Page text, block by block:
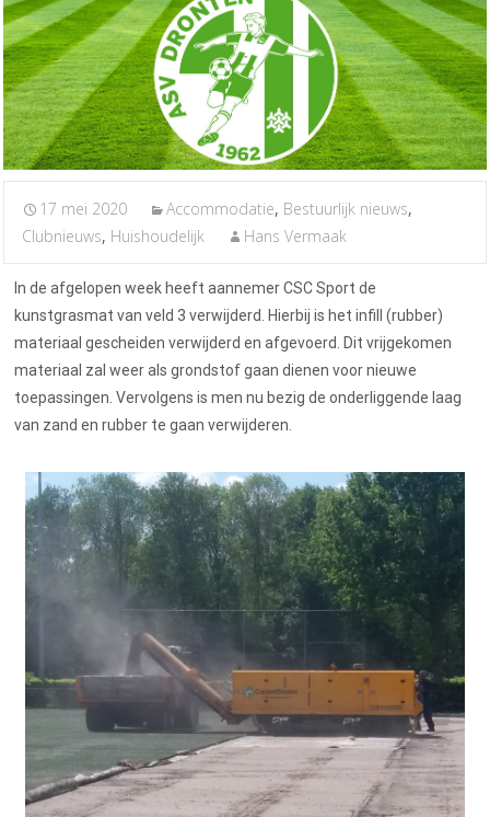
17 mei 2020 Accommodatie, Bestuurlijk nieuws,
Clubnieuws, Huishoudelijk Hans Vermaak
In de afgelopen week heeft aannemer CSC Sport de
kunstgrasmat van veld 3 verwijderd. Hierbij is het infill (rubber)
materiaal gescheiden verwijderd en afgevoerd. Dit vrijgekomen
materiaal zal weer als grondstof gaan dienen voor nieuwe
toepassingen. Vervolgens is men nu bezig de onderliggende laag
van zand en rubber te gaan verwijderen.